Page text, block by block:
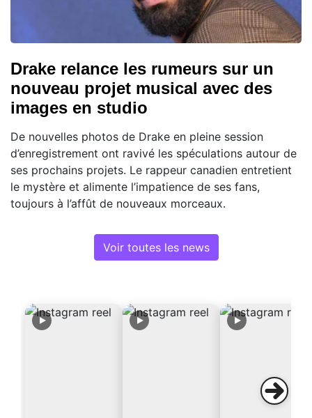
Drake relance les rumeurs sur un
nouveau projet musical avec des
images en studio
De nouvelles photos de Drake en pleine session
d’enregistrement ont ravivé les spéculations autour de
ses prochains projets. Le rappeur canadien entretient
le mystère et alimente l’impatience de ses fans,
toujours à l’affût de nouveaux morceaux.
Voir toutes les news